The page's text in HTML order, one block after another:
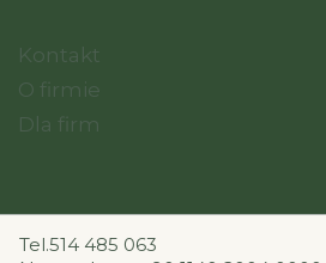
Kontakt
O firmie
Dla firm
Tel.514 485 063